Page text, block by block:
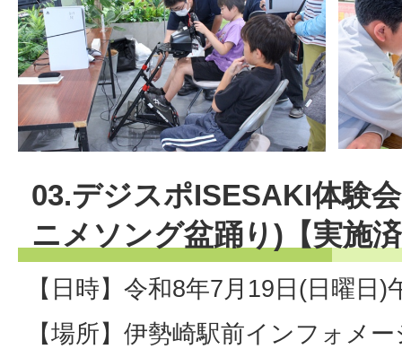
03.デジスポISESAKI体験
ニメソング盆踊り)【実施
【日時】令和8年7月19日(日曜日)
【場所】伊勢崎駅前インフォメ